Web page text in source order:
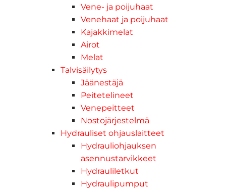
Vene- ja poijuhaat
Venehaat ja poijuhaat
Kajakkimelat
Airot
Melat
Talvisäilytys
Jäänestäjä
Peitetelineet
Venepeitteet
Nostojärjestelmä
Hydrauliset ohjauslaitteet
Hydrauliohjauksen
asennustarvikkeet
Hydrauliletkut
Hydraulipumput